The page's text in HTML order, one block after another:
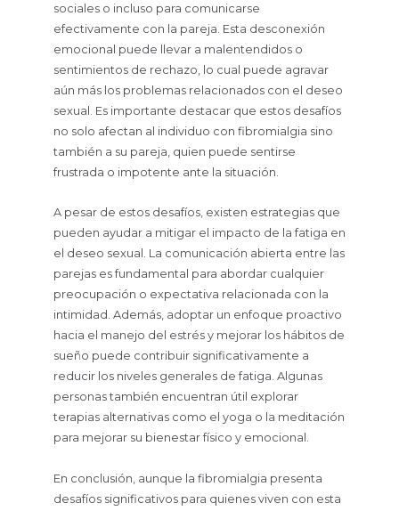
sociales o incluso para comunicarse
efectivamente con la pareja. Esta desconexión
emocional puede llevar a malentendidos o
sentimientos de rechazo, lo cual puede agravar
aún más los problemas relacionados con el deseo
sexual. Es importante destacar que estos desafíos
no solo afectan al individuo con fibromialgia sino
también a su pareja, quien puede sentirse
frustrada o impotente ante la situación.
A pesar de estos desafíos, existen estrategias que
pueden ayudar a mitigar el impacto de la fatiga en
el deseo sexual. La comunicación abierta entre las
parejas es fundamental para abordar cualquier
preocupación o expectativa relacionada con la
intimidad. Además, adoptar un enfoque proactivo
hacia el manejo del estrés y mejorar los hábitos de
sueño puede contribuir significativamente a
reducir los niveles generales de fatiga. Algunas
personas también encuentran útil explorar
terapias alternativas como el yoga o la meditación
para mejorar su bienestar físico y emocional.
En conclusión, aunque la fibromialgia presenta
desafíos significativos para quienes viven con esta